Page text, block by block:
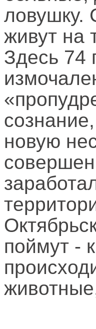
ловушку.
живут на
Здесь 74
новую
поймут -